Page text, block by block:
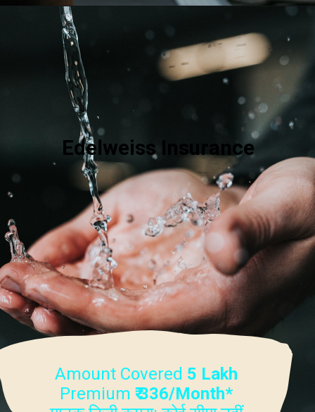
Edelweiss Insurance
Amount Covered 5 Lakh
Premium ₹ 336/Month*